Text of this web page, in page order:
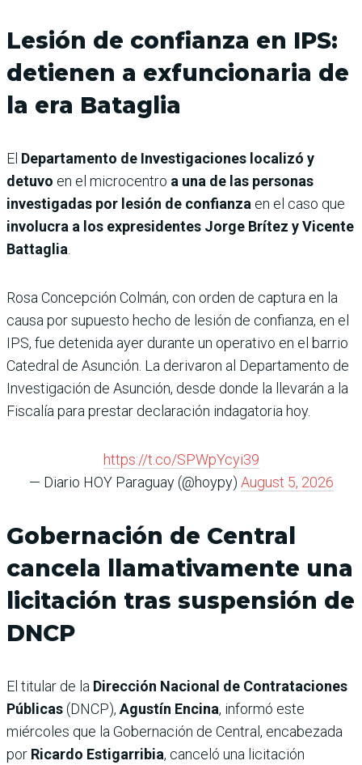
Lesión de confianza en IPS:
detienen a exfuncionaria de
la era Bataglia
El Departamento de Investigaciones localizó y
detuvo en el microcentro a una de las personas
investigadas por lesión de confianza en el caso que
involucra a los expresidentes Jorge Brítez y Vicente
Battaglia
Rosa Concepción Colmán, con orden de captura en la
causa por supuesto hecho de lesión de confianza, en el
IPS, fue detenida ayer durante un operativo en el barrio
Catedral de Asunción. La derivaron al Departamento de
Investigación de Asunción, desde donde la llevarán a la
Fiscalía para prestar declaración indagatoria hoy.
https://t.co/SPWpYcyi39
— Diario HOY Paraguay (@hoypy) August 5, 2026
Gobernación de Central
cancela llamativamente una
licitación tras suspensión de
DNCP
El titular de la Dirección Nacional de Contrataciones
Públicas(DNCP), Agustín Encina, informó este
miércoles que la Gobernación de Central, encabezada
por Ricardo Estigarribia, canceló una licitación